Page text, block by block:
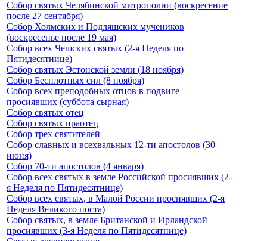
Собор святых Челябинской митрополии (воскресение
после 27 сентября)
Собор Холмских и Подляшских мучеников
(воскресенье после 19 мая)
Собор всех Чешских святых (2-я Неделя по
Пятидесятнице)
Собор святых Эстонской земли (18 ноября)
Собор Бесплотных сил (8 ноября)
Собор всех преподобных отцов в подвиге
просиявших (суббота сырная)
Собор святых отец
Собор святых праотец
Собор трех святителей
Собор славных и всехвальных 12-ти апостолов (30
июня)
Собор 70-ти апостолов (4 января)
Собор всех святых в земле Российской просиявших (2-
я Неделя по Пятидесятнице)
Собор всех святых, в Малой России просиявших (2-я
Неделя Великого поста)
Собор святых, в земле Британской и Ирландской
просиявших (3-я Неделя по Пятидесятнице)